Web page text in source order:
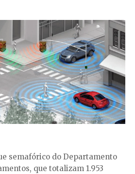
semafórico do Departamento
que totalizam 1.953